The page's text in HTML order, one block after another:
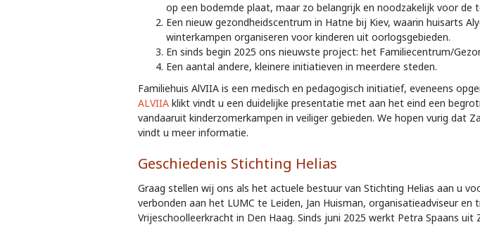
op een bodemde plaat, maar zo belangrijk en noodzakelijk voor de
Een nieuw gezondheidscentrum in Hatne bij Kiev, waarin huisarts
winterkampen organiseren voor kinderen uit oorlogsgebieden.
En sinds begin 2025 ons nieuwste project: het Familiecentrum/
Een aantal andere, kleinere initiatieven in meerdere steden.
Familiehuis AlVIIA is een medisch en pedagogisch initiatief, eveneens
ALVIIAklikt vindt u een duidelijke presentatie met aan het eind een
vandaaruit kinderzomerkampen in veiliger gebieden. We hopen vurig dat
vindt u meer informatie.
Geschiedenis Stichting Helias
Graag stellen wij ons als het actuele bestuur van Stichting Helias aan u
verbonden aan het LUMC te Leiden, Jan Huisman, organisatieadviseur
Vrijeschoolleerkracht in Den Haag. Sinds juni 2025 werkt Petra Spaans